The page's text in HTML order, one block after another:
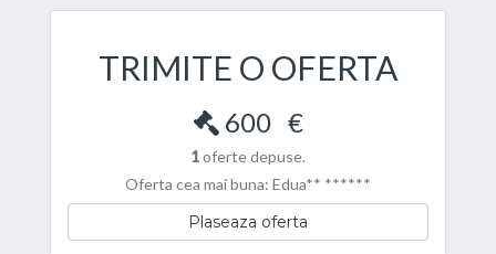
TRIMITE O OFERTA
600 €
1oferte depuse.
Oferta cea mai buna: Edua** ******
Plaseaza oferta